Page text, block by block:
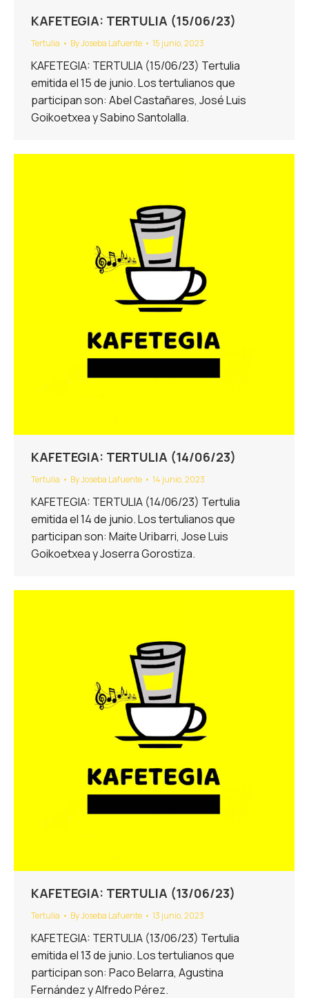
KAFETEGIA: TERTULIA (15/06/23)
Tertulia ByJoseba Lafuente 15 junio, 2023
KAFETEGIA: TERTULIA (15/06/23) Tertulia
emitida el 15 de junio. Los tertulianos que
participan son: Abel Castañares, José Luis
Goikoetxea y Sabino Santolalla.
KAFETEGIA: TERTULIA (14/06/23)
Tertulia ByJoseba Lafuente 14 junio, 2023
KAFETEGIA: TERTULIA (14/06/23) Tertulia
emitida el 14 de junio. Los tertulianos que
participan son: Maite Uribarri, Jose Luis
Goikoetxea y Joserra Gorostiza.
KAFETEGIA: TERTULIA (13/06/23)
Tertulia ByJoseba Lafuente 13 junio, 2023
KAFETEGIA: TERTULIA (13/06/23) Tertulia
emitida el 13 de junio. Los tertulianos que
participan son: Paco Belarra, Agustina
Fernández y Alfredo Pérez.